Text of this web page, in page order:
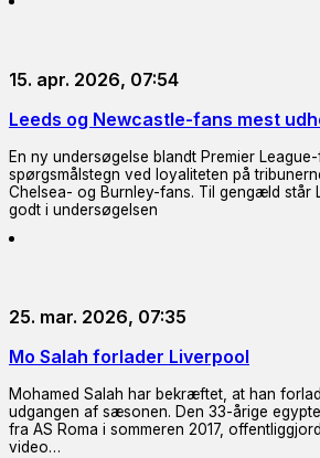
15. apr. 2026, 07:54
Leeds og Newcastle-fans mest
En ny undersøgelse blandt Premier
spørgsmålstegn ved loyaliteten på
Chelsea- og Burnley-fans. Til gengæld står
godt i undersøgelsen
25. mar. 2026, 07:35
Mo Salah forlader Liverpool
Mohamed Salah har bekræftet, at han
udgangen af sæsonen. Den 33-årige
fra AS Roma i sommeren 2017,
video…